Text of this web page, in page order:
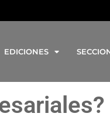
EDICIONES